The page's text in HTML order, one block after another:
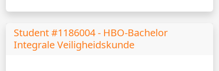
Student #1186004 - HBO-Bachelor
Integrale Veiligheidskunde